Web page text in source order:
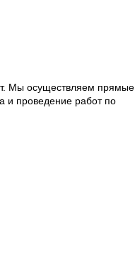
Мы осуществляем прямые
и проведение работ по